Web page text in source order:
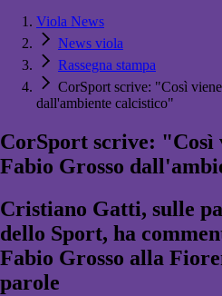
Viola News
News viola
Rassegna stampa
CorSport scrive: "Così
dall'ambiente calcistico"
CorSport scrive: "Così
Fabio Grosso
Cristiano Gatti, sulle
dello Sport, ha
Fabio Grosso alla
parole